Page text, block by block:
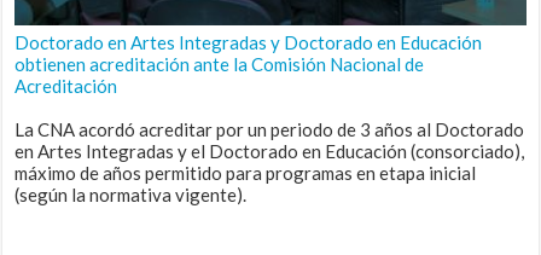
Doctorado en Artes Integradas y Doctorado en Educación
obtienen acreditación ante la Comisión Nacional de
Acreditación
La CNA acordó acreditar por un periodo de 3 años al Doctorado
en Artes Integradas y el Doctorado en Educación (consorciado),
máximo de años permitido para programas en etapa inicial
(según la normativa vigente).